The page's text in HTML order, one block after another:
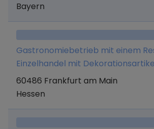
rund um das Thema finanzielle
Bayern
Gastronomiebetrieb mit einem
Einzelhandel mit
Souvenirs, insbesondere
(Besteck, Geschirr, usw)
60486 Frankfurt am Main
Hessen